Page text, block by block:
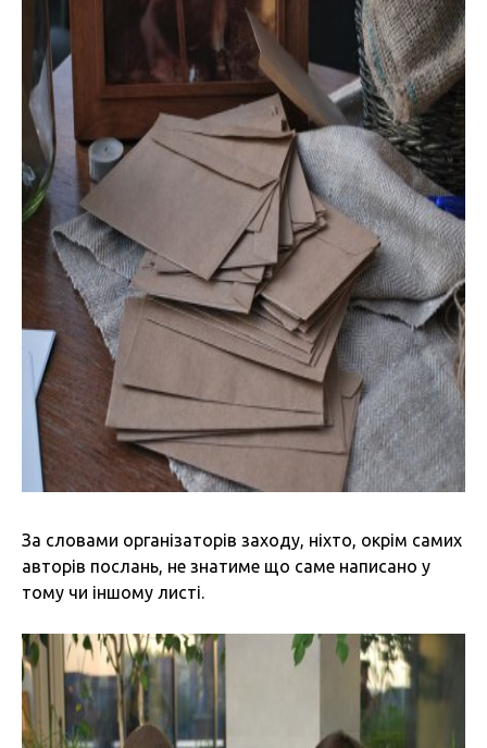
За словами організаторів заходу, ніхто, окрім самих
авторів послань, не знатиме що саме написано у
тому чи іншому листі.